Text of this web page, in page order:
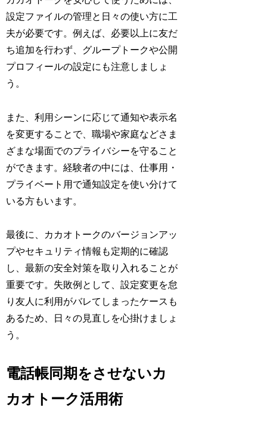
設定ファイルの管理と日々の使い方に工
夫が必要です。例えば、必要以上に友だ
ち追加を行わず、グループトークや公開
プロフィールの設定にも注意しましょ
う。
また、利用シーンに応じて通知や表示名
を変更することで、職場や家庭などさま
ざまな場面でのプライバシーを守ること
ができます。経験者の中には、仕事用・
プライベート用で通知設定を使い分けて
いる方もいます。
最後に、カカオトークのバージョンアッ
プやセキュリティ情報も定期的に確認
し、最新の安全対策を取り入れることが
重要です。失敗例として、設定変更を怠
り友人に利用がバレてしまったケースも
あるため、日々の見直しを心掛けましょ
う。
電話帳同期をさせないカ
カオトーク活用術